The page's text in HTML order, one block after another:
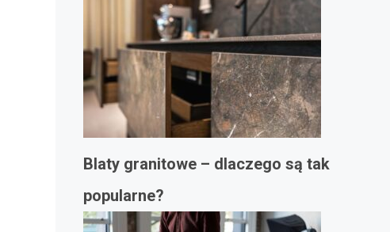
Blaty granitowe – dlaczego są tak
popularne?